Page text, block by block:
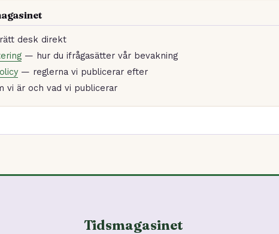
desk direkt
— hur du ifrågasätter vår bevakning
— reglerna vi publicerar efter
vi är och vad vi publicerar
Tidsmagasinet